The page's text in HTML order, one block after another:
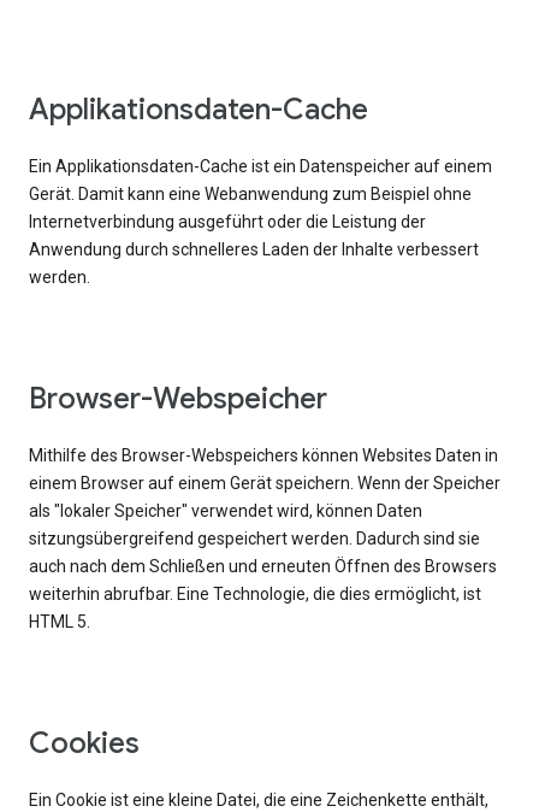
Applikationsdaten-Cache
Ein Applikationsdaten-Cache ist ein Datenspeicher auf einem
Gerät. Damit kann eine Webanwendung zum Beispiel ohne
Internetverbindung ausgeführt oder die Leistung der
Anwendung durch schnelleres Laden der Inhalte verbessert
werden.
Browser-Webspeicher
Mithilfe des Browser-Webspeichers können Websites Daten in
einem Browser auf einem Gerät speichern. Wenn der Speicher
als "lokaler Speicher" verwendet wird, können Daten
sitzungsübergreifend gespeichert werden. Dadurch sind sie
auch nach dem Schließen und erneuten Öffnen des Browsers
weiterhin abrufbar. Eine Technologie, die dies ermöglicht, ist
HTML 5.
Cookies
Ein Cookie ist eine kleine Datei, die eine Zeichenkette enthält,